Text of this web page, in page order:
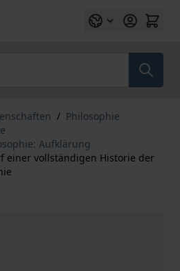
/ Philosophie
Aufklärung
einer vollständigen Historie der